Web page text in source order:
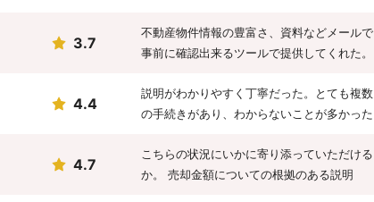
3.7
不動産物件情報の豊富さ、資料などメールで
事前に確認出来るツールで提供してくれた。
4.4
説明がわかりやすく丁寧だった。とても複数
の手続きがあり、わからないことが多かった
4.7
こちらの状況にいかに寄り添っていただける
か。 売却金額についての根拠のある説明